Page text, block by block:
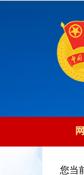
您当